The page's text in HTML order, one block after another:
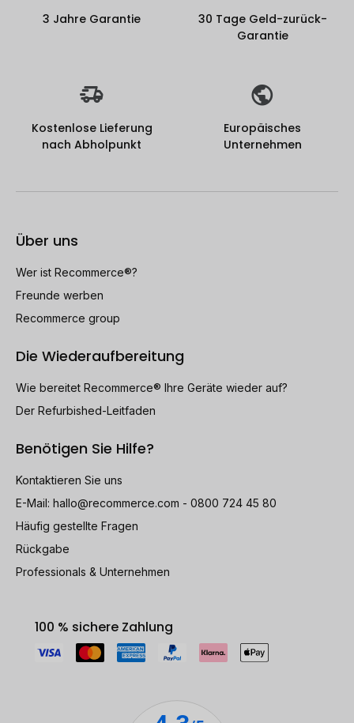
3 Jahre Garantie
30 Tage Geld-zurück-
Garantie
Kostenlose Lieferung
nach Abholpunkt
Europäisches
Unternehmen
Über uns
Wer ist Recommerce®?
Freunde werben
Recommerce group
Die Wiederaufbereitung
Wie bereitet Recommerce® Ihre Geräte wieder auf?
Der Refurbished-Leitfaden
Benötigen Sie Hilfe?
Kontaktieren Sie uns
E-Mail: hallo@recommerce.com - 0800 724 45 80
Häufig gestellte Fragen
Rückgabe
Professionals & Unternehmen
100 % sichere Zahlung